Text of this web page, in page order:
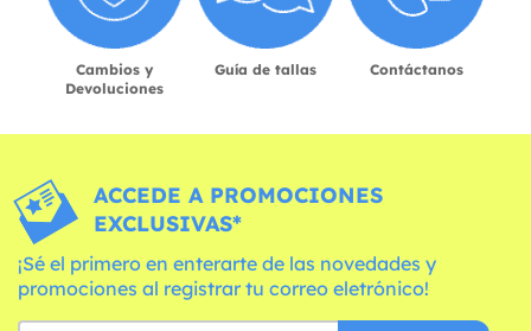
Cambios y
Devoluciones
Guía de tallas Contáctanos
ACCEDE A PROMOCIONES
EXCLUSIVAS*
¡Sé el primero en enterarte de las novedades y
promociones al registrar tu correo eletrónico!